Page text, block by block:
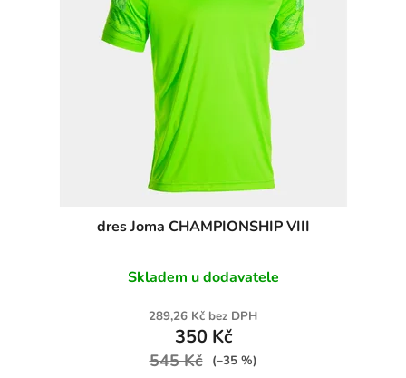
dres Joma CHAMPIONSHIP VIII
Skladem u dodavatele
289,26 Kč bez DPH
350 Kč
545 Kč (–35 %)